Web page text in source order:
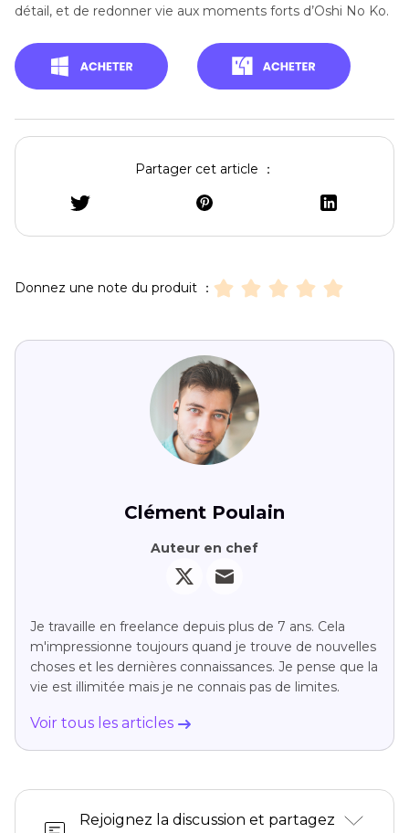
détail, et de redonner vie aux moments forts d’Oshi No Ko.
Partager cet article ：
Donnez une note du produit ：
Clément Poulain
Auteur en chef
Je travaille en freelance depuis plus de 7 ans. Cela
m'impressionne toujours quand je trouve de nouvelles
choses et les dernières connaissances. Je pense que la
vie est illimitée mais je ne connais pas de limites.
Voir tous les articles
Rejoignez la discussion et partagez